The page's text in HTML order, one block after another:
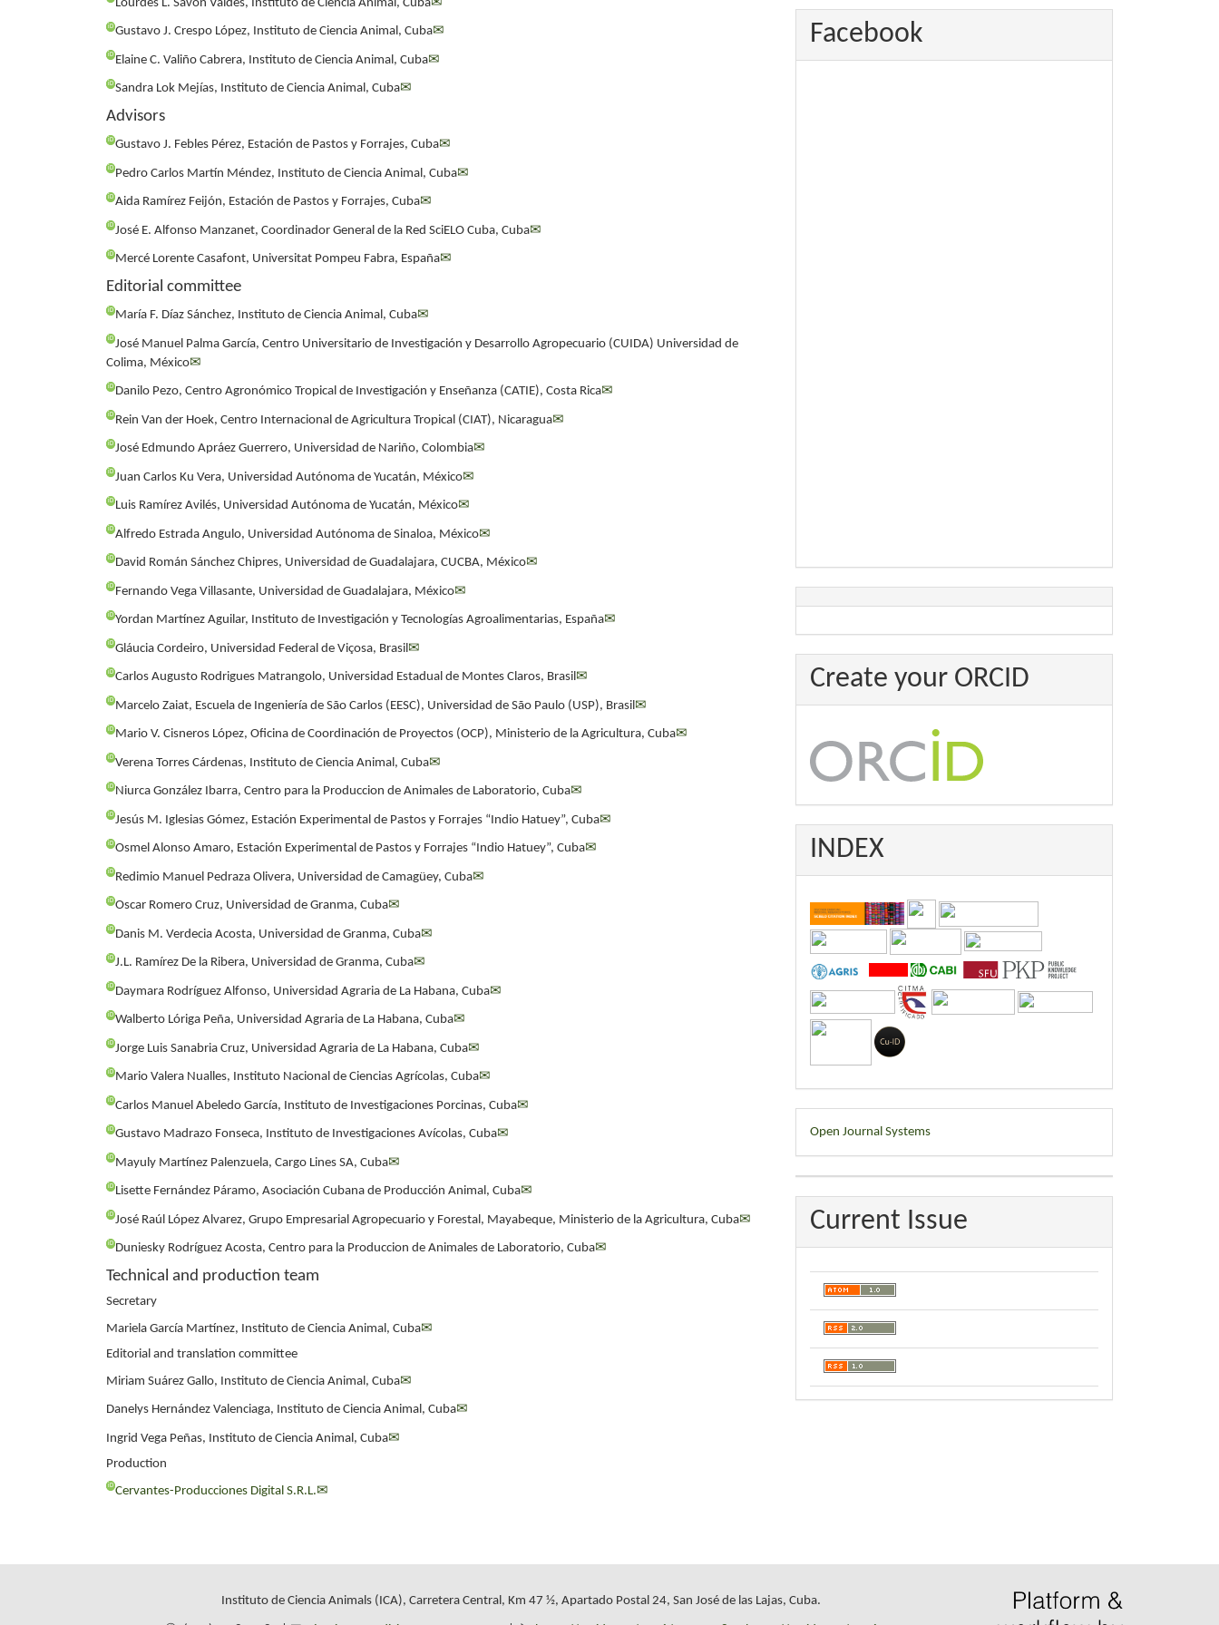
Lourdes L. Savón Valdés, Instituto de Ciencia Animal, Cuba✉
iD Gustavo J. Crespo López, Instituto de Ciencia Animal, Cuba✉
iD Elaine C. Valiño Cabrera, Instituto de Ciencia Animal, Cuba✉
iD Sandra Lok Mejías, Instituto de Ciencia Animal, Cuba✉
Advisors
iD Gustavo J. Febles Pérez, Estación de Pastos y Forrajes, Cuba✉
iD Pedro Carlos Martín Méndez, Instituto de Ciencia Animal, Cuba✉
iD Aida Ramírez Feijón, Estación de Pastos y Forrajes, Cuba✉
iD José E. Alfonso Manzanet, Coordinador General de la Red SciELO Cuba, Cuba✉
iD Mercé Lorente Casafont, Universitat Pompeu Fabra, España✉
Editorial committee
iD María F. Díaz Sánchez, Instituto de Ciencia Animal, Cuba✉
iD José Manuel Palma García, Centro Universitario de Investigación y Desarrollo Agropecuario (CUIDA) Universidad de
Colima, México✉
iD Danilo Pezo, Centro Agronómico Tropical de Investigación y Enseñanza (CATIE), Costa Rica✉
iD Rein Van der Hoek, Centro Internacional de Agricultura Tropical (CIAT), Nicaragua✉
iD José Edmundo Apráez Guerrero, Universidad de Nariño, Colombia✉
iD Juan Carlos Ku Vera, Universidad Autónoma de Yucatán, México✉
iD Luis Ramírez Avilés, Universidad Autónoma de Yucatán, México✉
iD Alfredo Estrada Angulo, Universidad Autónoma de Sinaloa, México✉
iD David Román Sánchez Chipres, Universidad de Guadalajara, CUCBA, México✉
iD Fernando Vega Villasante, Universidad de Guadalajara, México✉
iD Yordan Martínez Aguilar, Instituto de Investigación y Tecnologías Agroalimentarias, España✉
iD Gláucia Cordeiro, Universidad Federal de Viçosa, Brasil ✉
iD Carlos Augusto Rodrigues Matrangolo, Universidad Estadual de Montes Claros, Brasil✉
iD Marcelo Zaiat, Escuela de Ingeniería de São Carlos (EESC), Universidad de São Paulo (USP), Brasil ✉
iD Mario V. Cisneros López, Oficina de Coordinación de Proyectos (OCP), Ministerio de la Agricultura, Cuba✉
iD Verena Torres Cárdenas, Instituto de Ciencia Animal, Cuba✉
iD Niurca González Ibarra, Centro para la Produccion de Animales de Laboratorio, Cuba✉
iD Jesús M. Iglesias Gómez, Estación Experimental de Pastos y Forrajes “Indio Hatuey”, Cuba✉
iD Osmel Alonso Amaro, Estación Experimental de Pastos y Forrajes “Indio Hatuey”, Cuba✉
iD Redimio Manuel Pedraza Olivera, Universidad de Camagüey, Cuba✉
iD Oscar Romero Cruz, Universidad de Granma, Cuba✉
iD Danis M. Verdecia Acosta, Universidad de Granma, Cuba✉
iD J.L. Ramírez De la Ribera, Universidad de Granma, Cuba✉
iD Daymara Rodríguez Alfonso, Universidad Agraria de La Habana, Cuba✉
iD Walberto Lóriga Peña, Universidad Agraria de La Habana, Cuba✉
iD Jorge Luis Sanabria Cruz, Universidad Agraria de La Habana, Cuba✉
iD Mario Valera Nualles, Instituto Nacional de Ciencias Agrícolas, Cuba✉
iD Carlos Manuel Abeledo García, Instituto de Investigaciones Porcinas, Cuba✉
iD Gustavo Madrazo Fonseca, Instituto de Investigaciones Avícolas, Cuba✉
iD Mayuly Martínez Palenzuela, Cargo Lines SA, Cuba✉
iD Lisette Fernández Páramo, Asociación Cubana de Producción Animal, Cuba✉
iD José Raúl López Alvarez, Grupo Empresarial Agropecuario y Forestal, Mayabeque, Ministerio de la Agricultura, Cuba✉
iD Duniesky Rodríguez Acosta, Centro para la Produccion de Animales de Laboratorio, Cuba✉
Technical and production team
Secretary
Mariela García Martínez, Instituto de Ciencia Animal, Cuba✉
Editorial and translation committee
Miriam Suárez Gallo, Instituto de Ciencia Animal, Cuba✉
Danelys Hernández Valenciaga, Instituto de Ciencia Animal, Cuba✉
Ingrid Vega Peñas, Instituto de Ciencia Animal, Cuba✉
Production
iD Cervantes-Producciones Digital S.R.L.✉
Facebook
Create your ORCID
INDEX
Developed
By
Open Journal Systems
Current Issue
Instituto de Ciencia Animals (ICA), Carretera Central, Km 47 ½, Apartado Postal 24, San José de las Lajas, Cuba.